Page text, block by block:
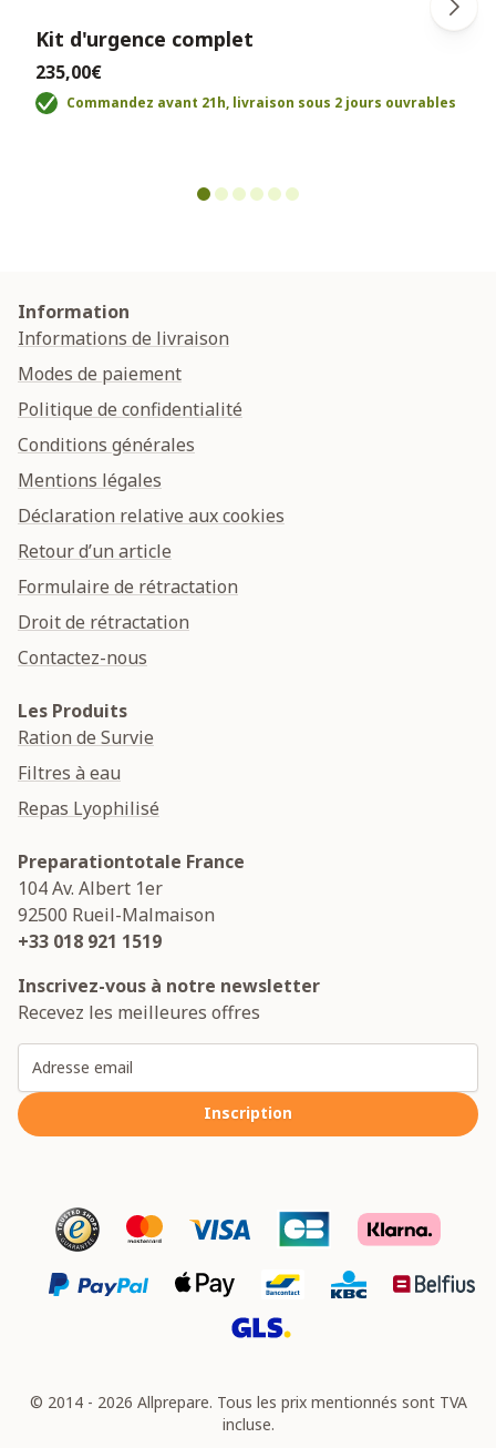
Kit d'urgence complet
235,00€
Commandez avant 21h, livraison sous 2 jours ouvrables
Information
Informations de livraison
Modes de paiement
Politique de confidentialité
Conditions générales
Mentions légales
Déclaration relative aux cookies
Retour d’un article
Formulaire de rétractation
Droit de rétractation
Contactez-nous
Les Produits
Ration de Survie
Filtres à eau
Repas Lyophilisé
Preparationtotale France
104 Av. Albert 1er
92500 Rueil-Malmaison
+33 018 921 1519
Inscrivez-vous à notre newsletter
Recevez les meilleures offres
Inscription
© 2014 - 2026 Allprepare. Tous les prix mentionnés sont TVA
incluse.